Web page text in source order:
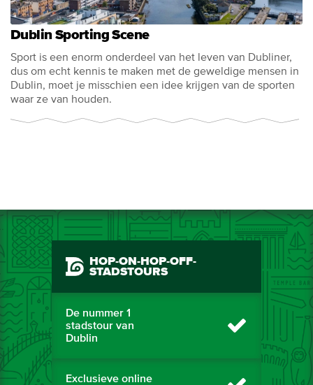
Dublin Sporting Scene
Sport is een enorm onderdeel van het leven van Dubliner,
dus om echt kennis te maken met de geweldige mensen in
Dublin, moet je misschien een idee krijgen van de sporten
waar ze van houden.
HOP-ON-HOP-OFF-
STADSTOURS
De nummer 1
stadstour van
Dublin
Exclusieve online